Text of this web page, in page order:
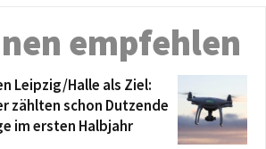
empfehlen
Leipzig/Halle als Ziel:
zählten schon Dutzende
im ersten Halbjahr